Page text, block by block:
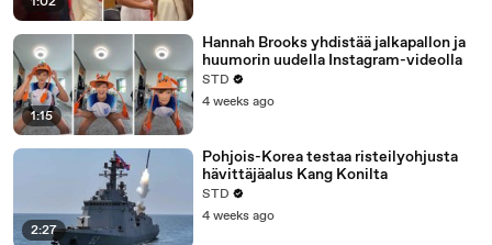
1:15
Hannah Brooks yhdistää jalkapallon ja
huumorin uudella Instagram-videolla
STD
4 weeks ago
2:27
Pohjois-Korea testaa risteilyohjusta
hävittäjäalus Kang Konilta
STD
4 weeks ago